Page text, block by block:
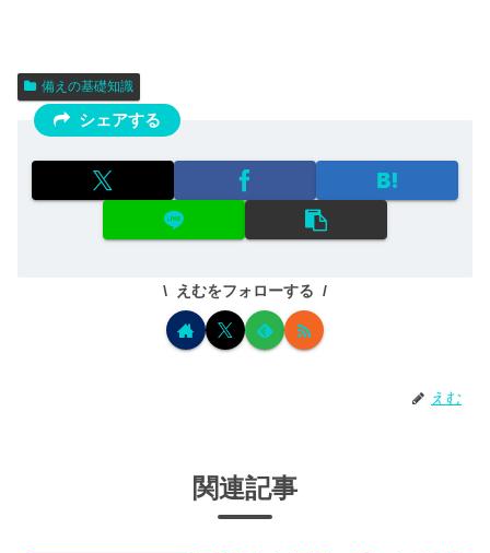
備えの基礎知識
シェアする
えむをフォローする
えむ
関連記事